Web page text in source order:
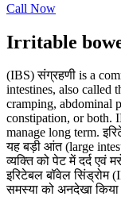
Call Now
Irritable
(IBS) संग्रहणी is a
intestines, also called
cramping, abdominal
constipation, or both.
manage long term.
यह बड़ी आंत (large
व्यक्ति को पेट में दर्द एवं
इरिटेबल बॉवेल
समस्या को अनदेखा किया